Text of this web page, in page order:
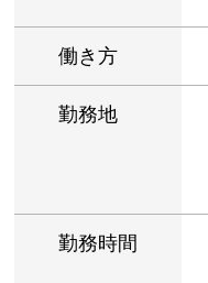
働き方
勤務地
勤務時間